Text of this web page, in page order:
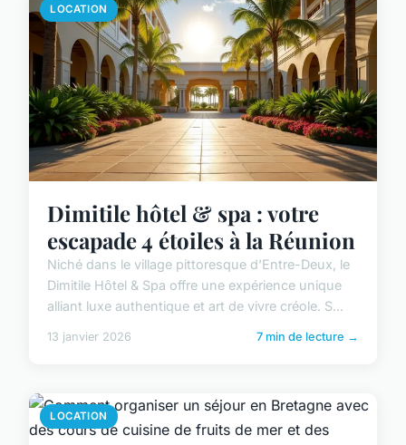
LOCATION
Dimitile hôtel & spa : votre
escapade 4 étoiles à la Réunion
Niché dans le village pittoresque d'Entre-Deux, le
Dimitile Hôtel & Spa offre une expérience unique
alliant luxe authentique et art de vivre créole. S...
13 janvier 2026 7 min de lecture →
LOCATION